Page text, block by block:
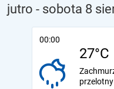
jutro - sobota 8
00:00
27°C